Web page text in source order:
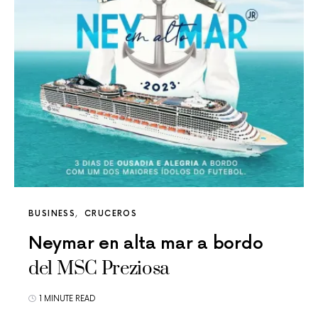
BUSINESS CRUCEROS
Neymar en alta mar a bordo
del MSC Preziosa
1 MINUTE READ